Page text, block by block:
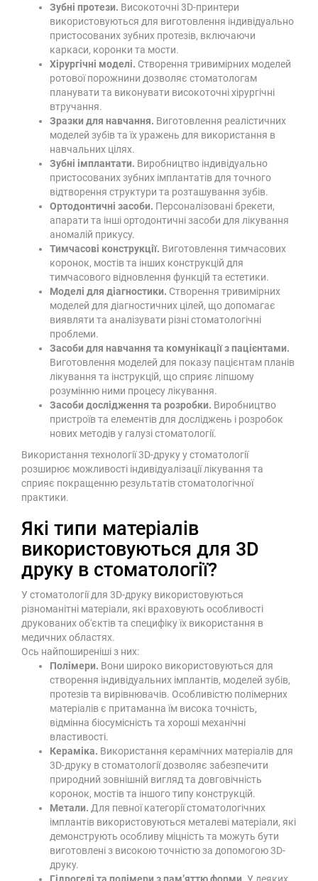
Зубні протези. Високоточні 3D-принтери
використовуються для виготовлення індивідуально
пристосованих зубних протезів, включаючи
каркаси, коронки та мости.
Хірургічні моделі. Створення тривимірних моделей
ротової порожнини дозволяє стоматологам
планувати та виконувати високоточні хірургічні
втручання.
Зразки для навчання. Виготовлення реалістичних
моделей зубів та їх уражень для використання в
навчальних цілях.
Зубні імплантати. Виробництво індивідуально
пристосованих зубних імплантатів для точного
відтворення структури та розташування зубів.
Ортодонтичні засоби. Персоналізовані брекети,
апарати та інші ортодонтичні засоби для лікування
аномалій прикусу.
Тимчасові конструкції. Виготовлення тимчасових
коронок, мостів та інших конструкцій для
тимчасового відновлення функцій та естетики.
Моделі для діагностики. Створення тривимірних
моделей для діагностичних цілей, що допомагає
виявляти та аналізувати різні стоматологічні
проблеми.
Засоби для навчання та комунікації з пацієнтами.
Виготовлення моделей для показу пацієнтам планів
лікування та інструкцій, що сприяє ліпшому
розумінню ними процесу лікування.
Засоби дослідження та розробки. Виробництво
пристроїв та елементів для досліджень і розробок
нових методів у галузі стоматології.
Використання технології 3D-друку у стоматології
розширює можливості індивідуалізації лікування та
сприяє покращенню результатів стоматологічної
практики.
Які типи матеріалів
використовуються для 3D
друку в стоматології?
У стоматології для 3D-друку використовуються
різноманітні матеріали, які враховують особливості
друкованих об'єктів та специфіку їх використання в
медичних областях.
Ось найпоширеніші з них:
Полімери. Вони широко використовуються для
створення індивідуальних імплантів, моделей зубів,
протезів та вирівнювачів. Особливістю полімерних
матеріалів є притаманна їм висока точність,
відмінна біосумісність та хороші механічні
властивості.
Кераміка. Використання керамічних матеріалів для
3D-друку в стоматології дозволяє забезпечити
природний зовнішній вигляд та довговічність
коронок, мостів та іншого типу конструкцій.
Метали. Для певної категорії стоматологічних
імплантів використовуються металеві матеріали, які
демонструють особливу міцність та можуть бути
виготовлені з високою точністю за допомогою 3D-
друку.